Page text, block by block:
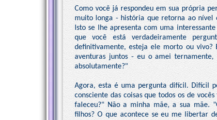
Como você já respondeu em sua própria
muito longa - história que retorna ao
Isto se lhe apresenta com uma
que você está verdadeiramente
definitivamente, esteja ele morto ou vivo?
aventuras juntos - eu o amei
absolutamente?"
Agora, esta é uma pergunta difícil. Difícil
consciente das coisas que todos os de
faleceu?" Não a minha mãe, a sua mãe.
filhos? O que acontece se eu me libertar